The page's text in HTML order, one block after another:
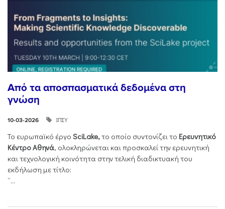
Από τα αποσπασματικά δεδομένα στη
γνώση
10-03-2026 ΙΠΣΥ
Το ευρωπαϊκό έργο SciLake,το οποίο συντονίζει το Ερευνητικό
Κέντρο Αθηνά, ολοκληρώνεται και προσκαλεί την ερευνητική
και τεχνολογική κοινότητα στην τελική διαδικτυακή του
εκδήλωση με τίτλο:
“...